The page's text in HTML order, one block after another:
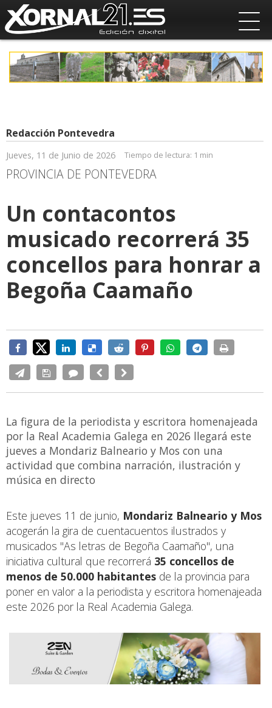
Redacción Pontevedra
Jueves, 11 de Junio de 2026 Tiempo de lectura: 1 min
PROVINCIA DE PONTEVEDRA
Un contacontos
musicado recorrerá 35
concellos para honrar a
Begoña Caamaño
La figura de la periodista y escritora homenajeada
por la Real Academia Galega en 2026 llegará este
jueves a Mondariz Balneario y Mos con una
actividad que combina narración, ilustración y
música en directo
Este jueves 11 de junio, Mondariz Balneario y Mos
acogerán la gira de cuentacuentos ilustrados y
musicados "As letras de Begoña Caamaño", una
iniciativa cultural que recorrerá 35 concellos de
menos de 50.000 habitantes de la provincia para
poner en valor a la periodista y escritora homenajeada
este 2026 por la Real Academia Galega.